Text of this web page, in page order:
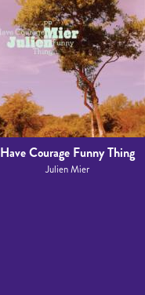
Have Courage Funny Thing
Julien Mier